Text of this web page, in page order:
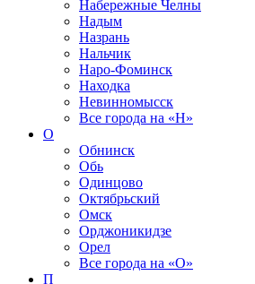
Набережные Челны
Надым
Назрань
Нальчик
Наро-Фоминск
Находка
Невинномысск
Все города на «Н»
О
Обнинск
Обь
Одинцово
Октябрьский
Омск
Орджоникидзе
Орел
Все города на «О»
П